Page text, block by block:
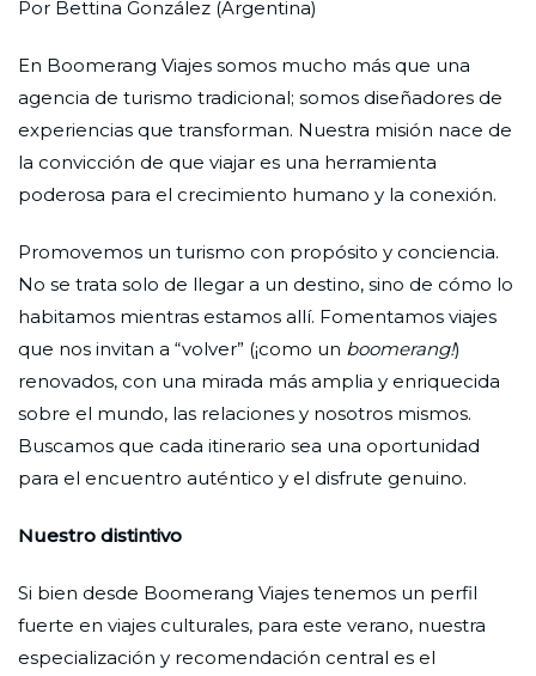
Por Bettina González (Argentina)
En Boomerang Viajes somos mucho más que una
agencia de turismo tradicional; somos diseñadores de
experiencias que transforman. Nuestra misión nace de
la convicción de que viajar es una herramienta
poderosa para el crecimiento humano y la conexión.
Promovemos un turismo con propósito y conciencia.
No se trata solo de llegar a un destino, sino de cómo lo
habitamos mientras estamos allí. Fomentamos viajes
que nos invitan a “volver” (¡como un boomerang!)
renovados, con una mirada más amplia y enriquecida
sobre el mundo, las relaciones y nosotros mismos.
Buscamos que cada itinerario sea una oportunidad
para el encuentro auténtico y el disfrute genuino.
Nuestro distintivo
Si bien desde Boomerang Viajes tenemos un perfil
fuerte en viajes culturales, para este verano, nuestra
especialización y recomendación central es el